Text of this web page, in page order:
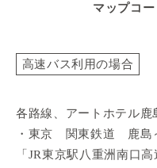
マップコ
高速バス利用の場合
各路線、アートホテル
・東京 関東鉄道 鹿島
「JR東京駅八重洲南口